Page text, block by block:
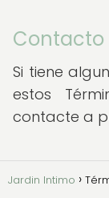
Contacto
Si tiene
estos
contacte a
Jardin Intimo